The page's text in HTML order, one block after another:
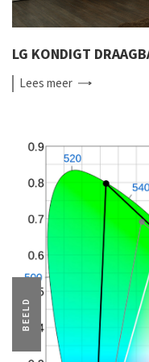
LG KONDIGT
Leesmeer
BEELD